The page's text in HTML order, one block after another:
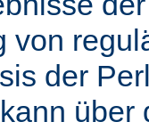
von
der
über